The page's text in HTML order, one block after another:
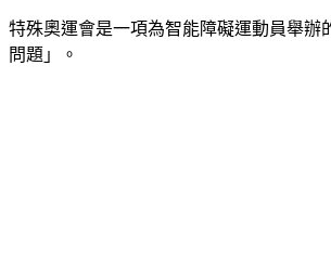
特殊奧運會是一項為智能障礙運動員舉
問題」。